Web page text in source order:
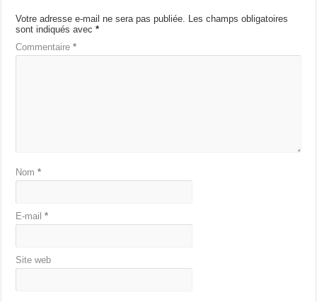
Votre adresse e-mail ne sera pas publiée.
Les champs obligatoires
sont indiqués avec*
Commentaire*
Nom*
E-mail*
Site web